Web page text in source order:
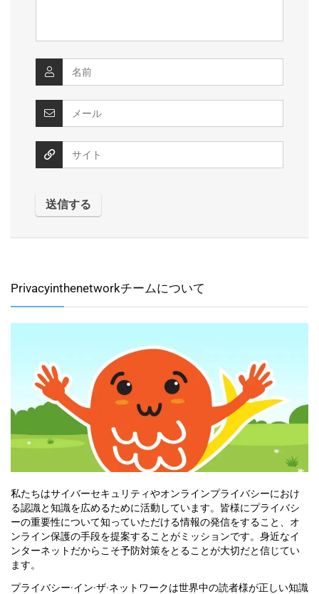
Privacyinthenetworkチームについて
私たちはサイバーセキュリティやオンラインプライバシーにおけ
る認識と知識を広めるために活動しています。皆様にプライバシ
ーの重要性について知っていただける情報の発信をすること、オ
ンライン保護の手段を提案することがミッションです。身近なイ
ンターネットだからこそ予防対策をとることが大切だと信じてい
ます。
プライバシー·イン·ザ·ネットワークは世界中の読者様が正しい知識